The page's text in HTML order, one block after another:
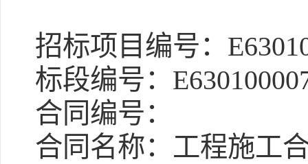
招标项目编号：
标段编号：
合同编号：
合同名称：工程施工